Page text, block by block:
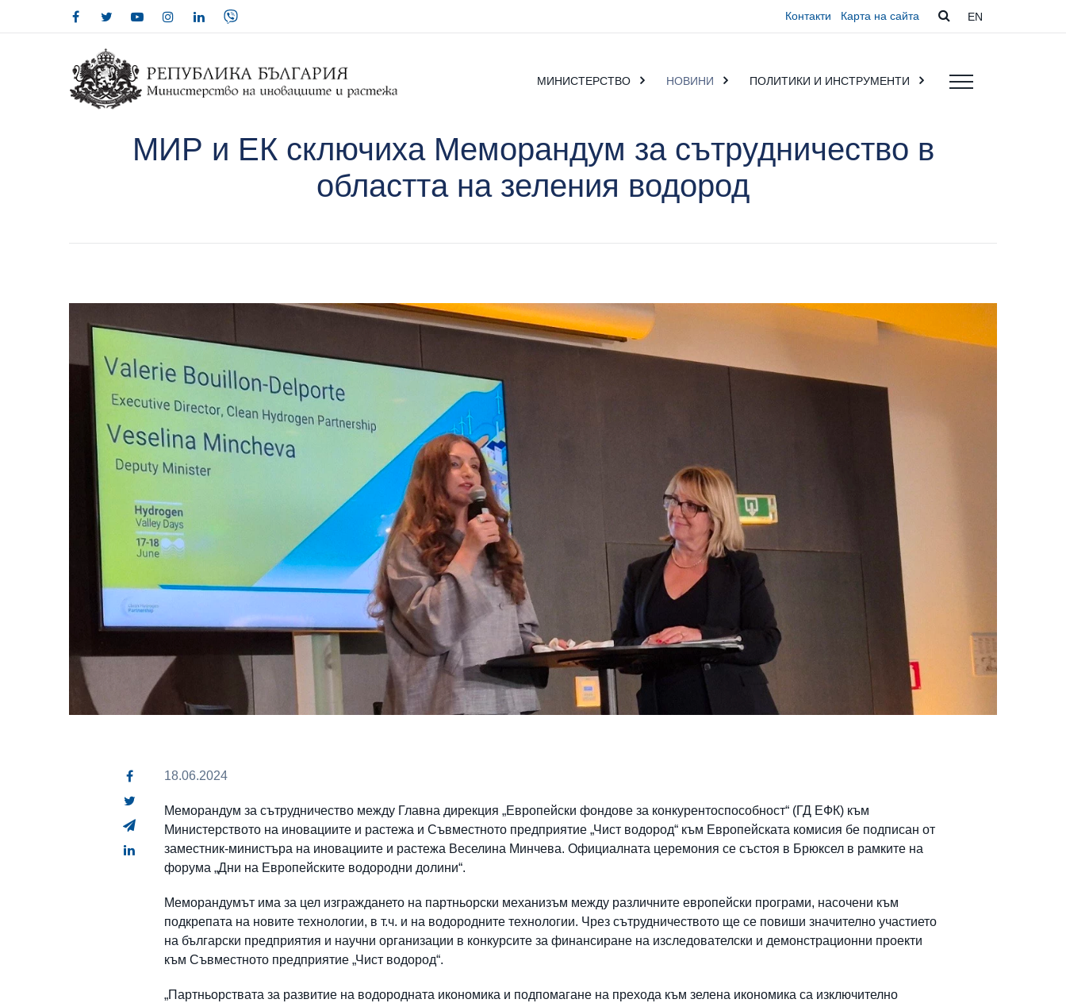
Контакти Карта на сайта EN
МИНИСТЕРСТВО НОВИНИ ПОЛИТИКИ И ИНСТРУМЕНТИ
МИР и ЕК сключиха Меморандум за сътрудничество в
областта на зеления водород
18.06.2024
Меморандум за сътрудничество между Главна дирекция „Европейски фондове за конкурентоспособност“ (ГД ЕФК) към
Министерството на иновациите и растежа и Съвместното предприятие „Чист водород“ към Европейската комисия бе подписан от
заместник-министъра на иновациите и растежа Веселина Минчева. Официалната церемония се състоя в Брюксел в рамките на
форума „Дни на Европейските водородни долини“.
Меморандумът има за цел изграждането на партньорски механизъм между различните европейски програми, насочени към
подкрепата на новите технологии, в т.ч. и на водородните технологии. Чрез сътрудничеството ще се повиши значително участието
на български предприятия и научни организации в конкурсите за финансиране на изследователски и демонстрационни проекти
към Съвместното предприятие „Чист водород“.
„Партньорствата за развитие на водородната икономика и подпомагане на прехода към зелена икономика са изключително